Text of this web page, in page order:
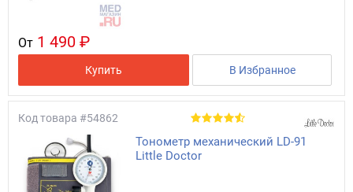
От 1 490 ₽
Купить В Избранное
Код товара #54862
Тонометр механический LD-91
Little Doctor